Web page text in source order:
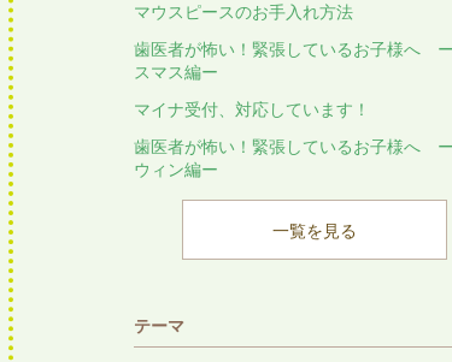
マウスピースのお手入れ方法
歯医者が怖い！緊張しているお子様へ
スマス編ー
マイナ受付、対応しています！
歯医者が怖い！緊張しているお子様へ
ウィン編ー
一覧を見る
テーマ